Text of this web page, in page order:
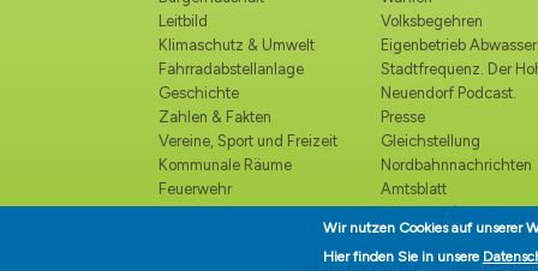
Leitbild
Klimaschutz & Umwelt
Fahrradabstellanlage
Geschichte
Zahlen & Fakten
Vereine, Sport und Freizeit
Kommunale Räume
Feuerwehr
Volksbegehren
Eigenbetrieb Abwasser
Stadtfrequenz. Der
Neuendorf Podcast.
Presse
Gleichstellung
Nordbahnnachrichten
Amtsblatt
Bekanntmachungen
Ehrenbürger
Wir nutzen Cookies auf unserer
Hier finden Sie in unsere